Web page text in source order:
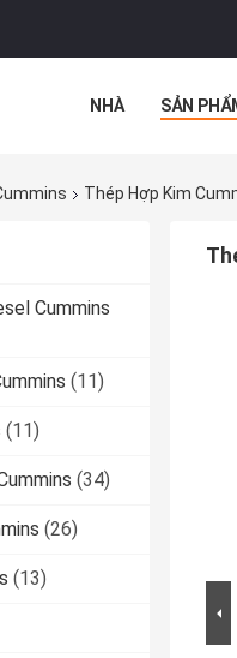
NHÀ SẢN
Thép Hợp Kim
Cummins
(11)
(11)
(34)
(26)
(13)